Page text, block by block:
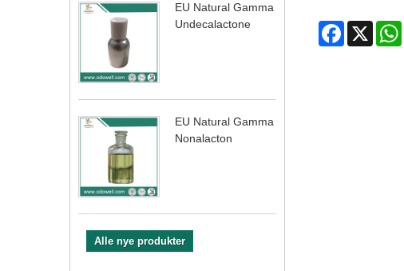
EU Natural Gamma
Undecalactone
EU Natural Gamma
Nonalacton
Alle nye produkter
Facebook
X